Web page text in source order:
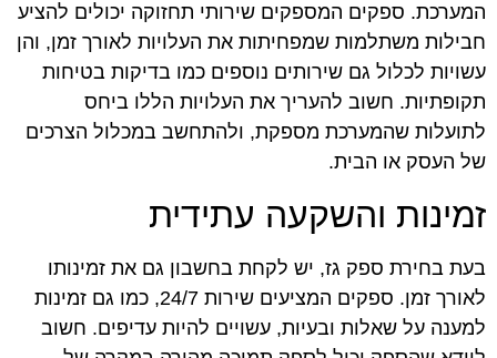
המערכת. ספקים המספקים שירותי תחזוקה יכולים להציע
חבילות משתלמות שמפחיתות את העלויות לאורך זמן, והן
עשויות לכלול גם שירותים נוספים כמו בדיקות בטיחות
תקופתיות. חשוב להעריך את העלויות הללו ביחס
לתועלות שהמערכת מספקת, ולהתחשב במכלול הצרכים
של העסק או הבית.
זמינות והשקעה עתידית
בעת בחירת ספק גז, יש לקחת בחשבון גם את זמינותו
לאורך זמן. ספקים המציעים שירות 24/7, כמו גם זמינות
למענה על שאלות ובעיות, עשויים להיות עדיפים. חשוב